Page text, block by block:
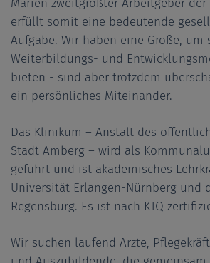
Marien zweitgrößter Arbeitgeber der
erfüllt somit eine bedeutende
Aufgabe. Wir haben eine Größe, um
Weiterbildungs- und
bieten - sind aber trotzdem
ein persönliches Miteinander.
Das Klinikum – Anstalt des
Stadt Amberg – wird als
geführt und ist akademisches
Universität Erlangen-Nürnberg und
Regensburg. Es ist nach KTQ
Wir suchen laufend Ärzte,